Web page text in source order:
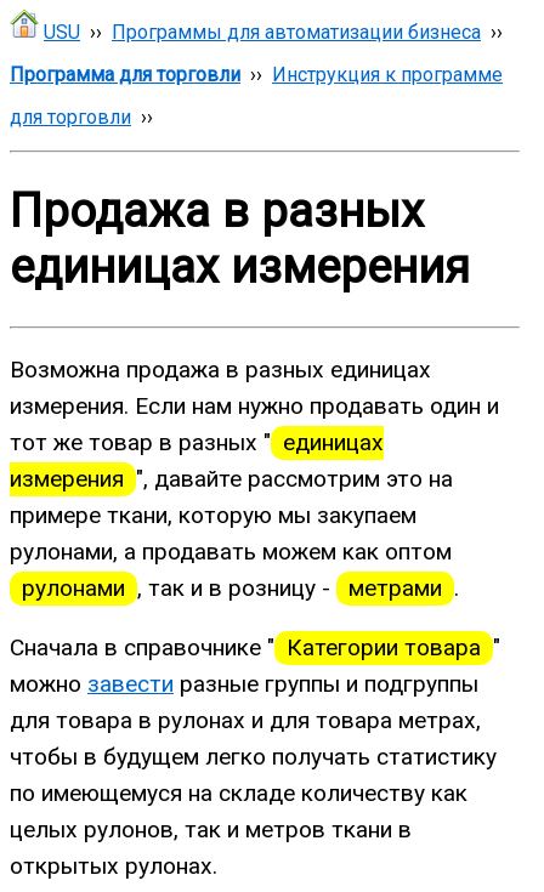
USU ›› Программы для автоматизации бизнеса ››
Программа для торговли ›› Инструкция к программе
для торговли ››
Продажа в разных
единицах измерения
Возможна продажа в разных единицах
измерения. Если нам нужно продавать один и
тот же товар в разных " единицах
измерения ", давайте рассмотрим это на
примере ткани, которую мы закупаем
рулонами, а продавать можем как оптом
рулонами , так и в розницу - метрами .
Сначала в справочнике " Категории товара "
можно завести разные группы и подгруппы
для товара в рулонах и для товара метрах,
чтобы в будущем легко получать статистику
по имеющемуся на складе количеству как
целых рулонов, так и метров ткани в
открытых рулонах.